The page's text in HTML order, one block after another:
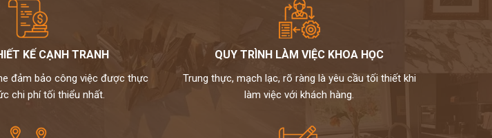
KẾ CẠNH TRANH
đảm bảo công việc được thực
chi phí tối thiểu nhất.
QUY TRÌNH LÀM VIỆC KHOA HỌC
Trung thực, mạch lạc, rõ ràng là yêu cầu tối thiết khi
làm việc với khách hàng.